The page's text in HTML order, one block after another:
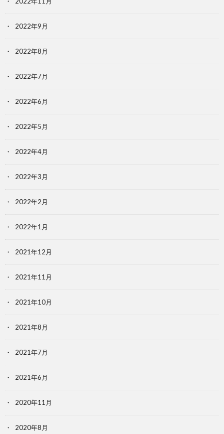
2022年9月
2022年8月
2022年7月
2022年6月
2022年5月
2022年4月
2022年3月
2022年2月
2022年1月
2021年12月
2021年11月
2021年10月
2021年8月
2021年7月
2021年6月
2020年11月
2020年8月